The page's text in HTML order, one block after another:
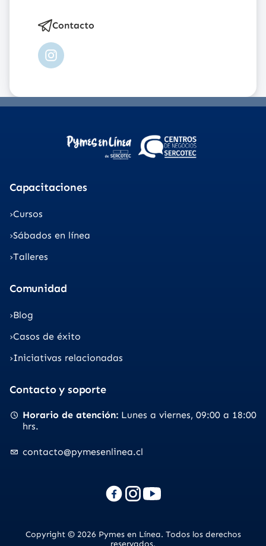
Contacto
Instagram
Capacitaciones
Cursos
Sábados en línea
Talleres
Comunidad
Blog
Casos de éxito
Iniciativas relacionadas
Contacto y soporte
Horario de atención Lunes a viernes 09:00 a 18:00
hrs.
contacto@pymesenlinea.cl
Copyright © 2026 Pymes en Línea. Todos los derechos
reservados.